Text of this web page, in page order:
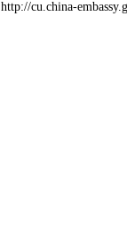
http://cu.china-